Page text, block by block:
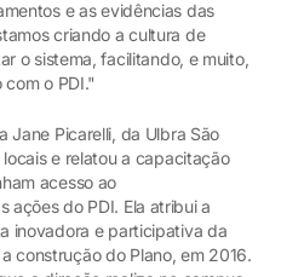
e as evidências das
criando a cultura de
o sistema, facilitando, e muito,
o PDI."
Jane Picarelli, da Ulbra São
e relatou a capacitação
acesso ao
ações do PDI. Ela atribui a
inovadora e participativa da
construção do Plano, em 2016.